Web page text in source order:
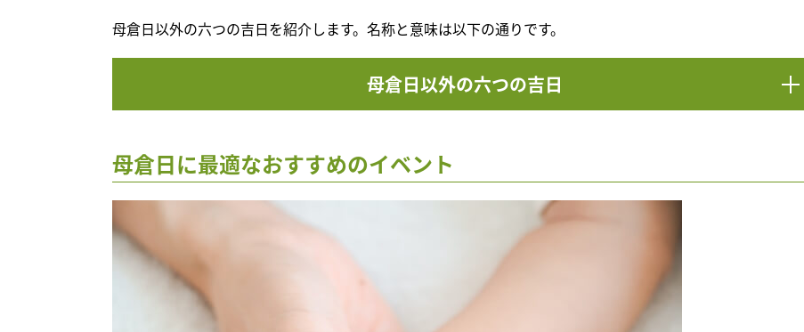
母倉日以外の六つの吉日を紹介します。名称と意味は以下の通りです。
母倉日以外の六つの吉日
母倉日に最適なおすすめのイベント